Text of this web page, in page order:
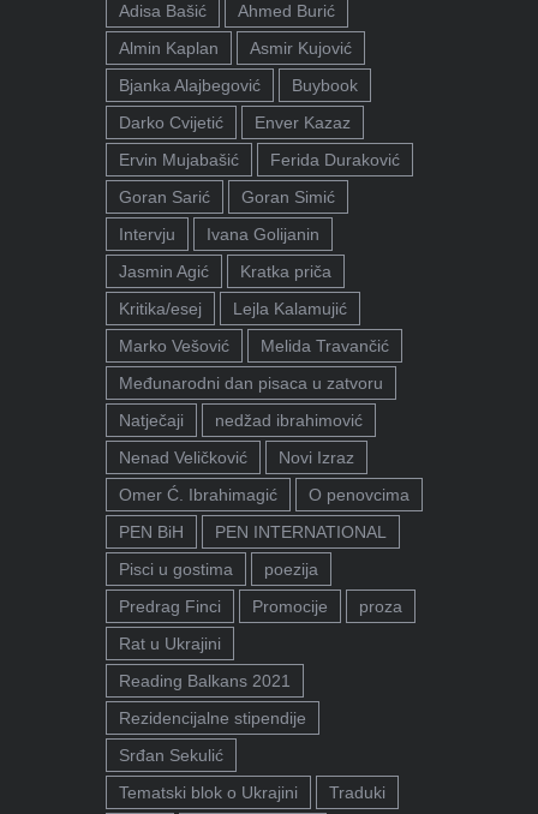
Adisa Bašić
Ahmed Burić
Almin Kaplan
Asmir Kujović
Bjanka Alajbegović
Buybook
Darko Cvijetić
Enver Kazaz
Ervin Mujabašić
Ferida Duraković
Goran Sarić
Goran Simić
Intervju
Ivana Golijanin
Jasmin Agić
Kratka priča
Kritika/esej
Lejla Kalamujić
Marko Vešović
Melida Travančić
Međunarodni dan pisaca u zatvoru
Natječaji
nedžad ibrahimović
Nenad Veličković
Novi Izraz
Omer Ć. Ibrahimagić
O penovcima
PEN BiH
PEN INTERNATIONAL
Pisci u gostima
poezija
Predrag Finci
Promocije
proza
Rat u Ukrajini
Reading Balkans 2021
Rezidencijalne stipendije
Srđan Sekulić
Tematski blok o Ukrajini
Traduki